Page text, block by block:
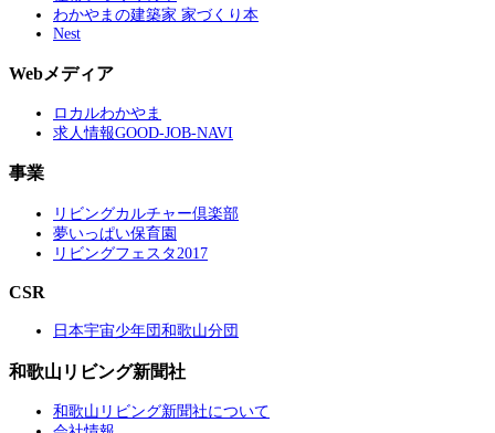
わかやまの建築家 家づくり本
Nest
Webメディア
ロカルわかやま
求人情報GOOD-JOB-NAVI
事業
リビングカルチャー倶楽部
夢いっぱい保育園
リビングフェスタ2017
CSR
日本宇宙少年団和歌山分団
和歌山リビング新聞社
和歌山リビング新聞社について